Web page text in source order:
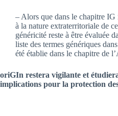
– Alors que dans le chapitre
à la nature extraterritoriale de
généricité reste à être évaluée
liste des termes génériques
été établie dans le chapitre de
oriGIn restera vigilante et
implications pour la protection